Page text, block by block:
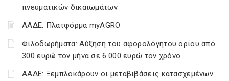
πνευματικών δικαιωμάτων
ΑΑΔΕ: Πλατφόρμα myAGRO
Φιλοδωρήματα: Αύξηση του αφορολόγητου ορίου από
300 ευρώ τον μήνα σε 6.000 ευρώ τον χρόνο
ΑΑΔΕ: Ξεμπλοκάρουν οι μεταβιβάσεις κατασχεμένων